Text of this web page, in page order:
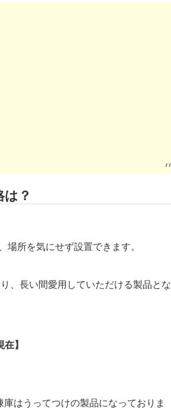
？
所を気にせず設置できます。
、長い間愛用していただける製品と
在】
はうってつけの製品になっておりま